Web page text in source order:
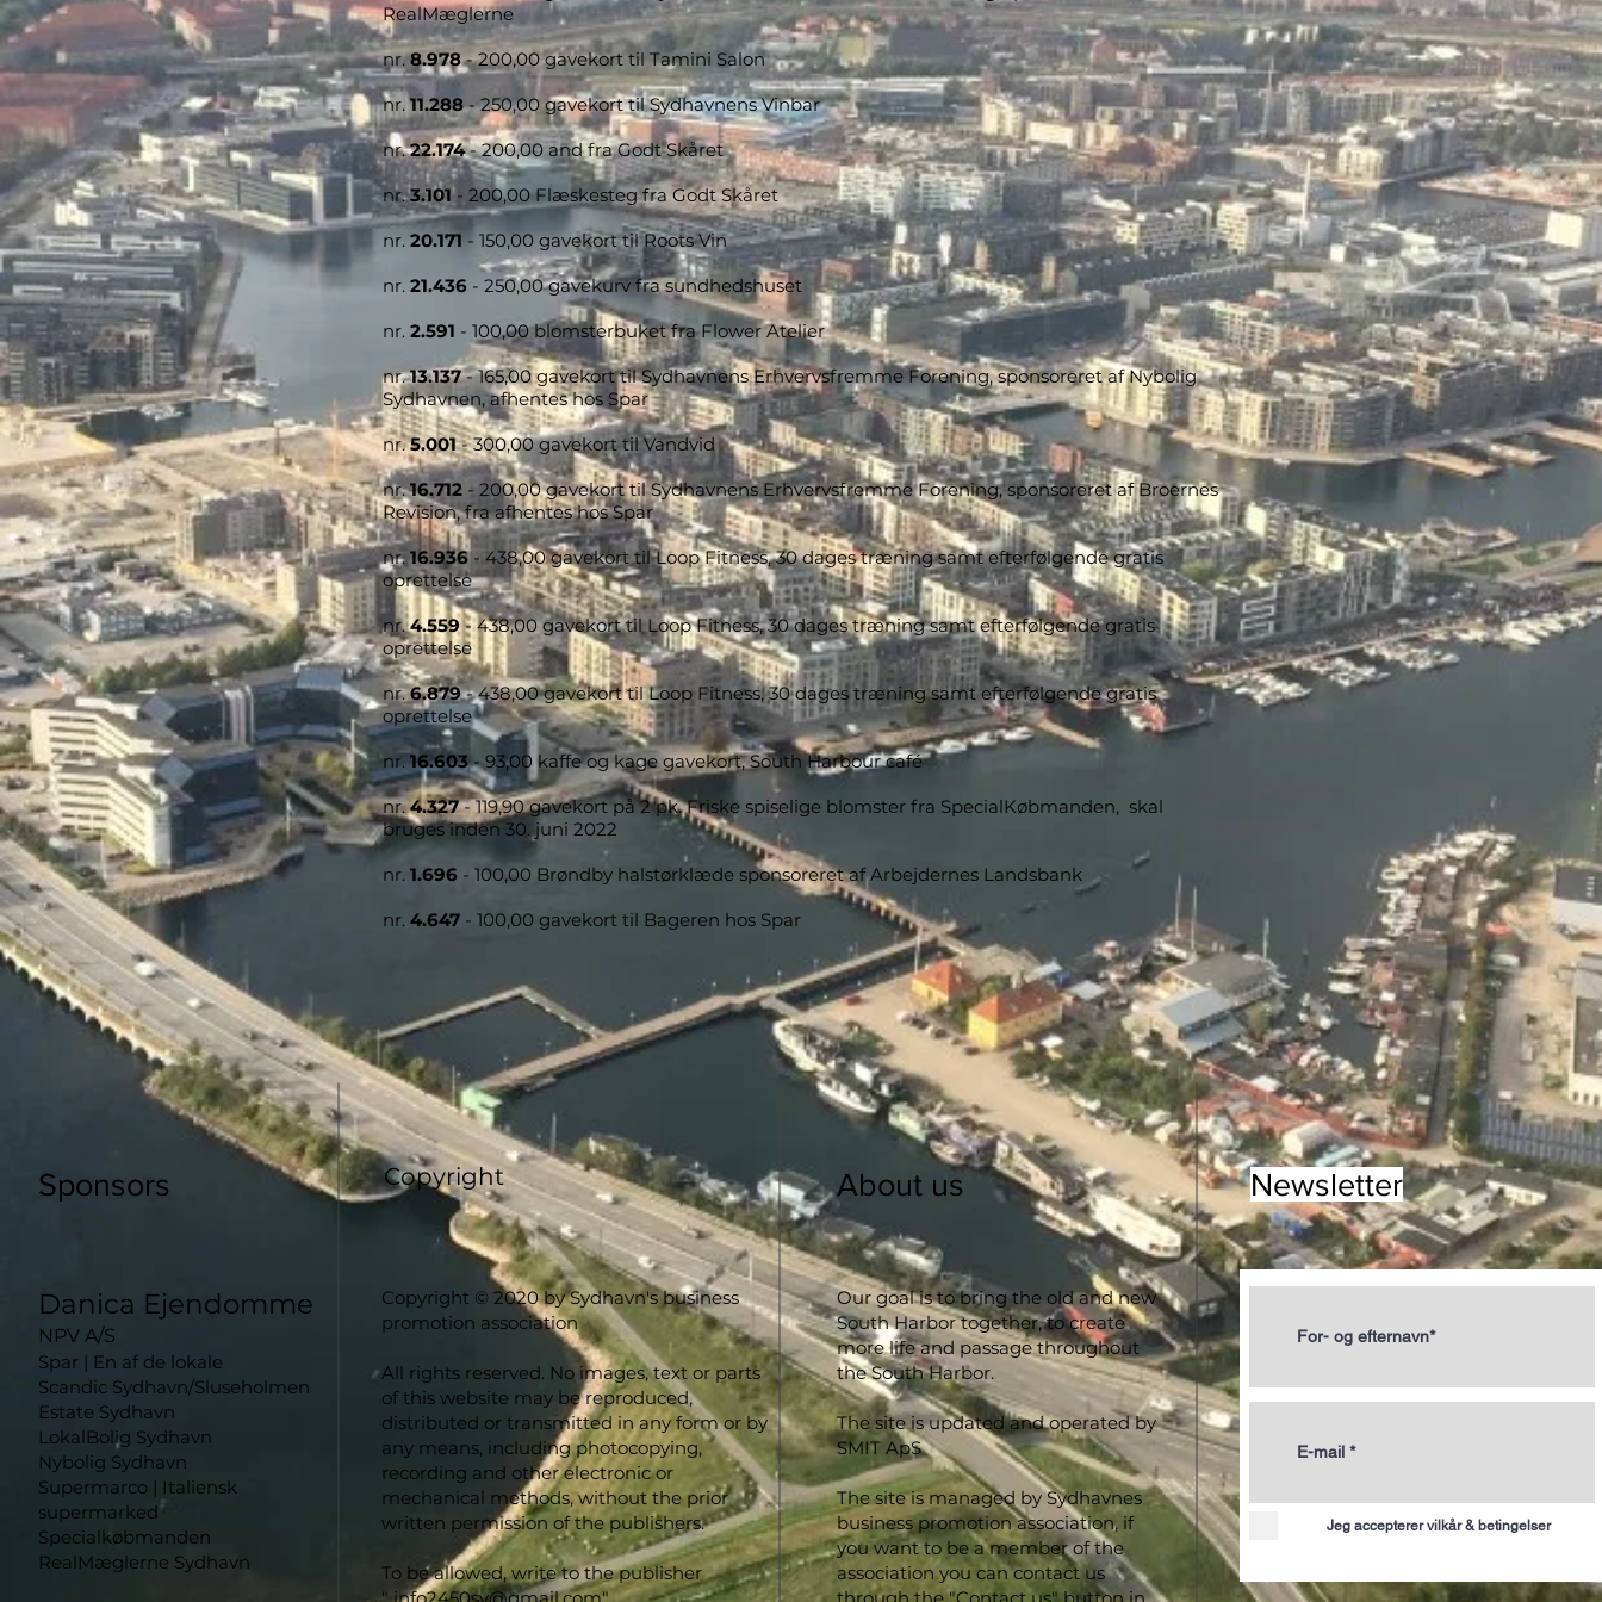
RealMæglerne
nr.8.978- 200,00 gavekort til Tamini Salon
nr.11.288- 250,00 gavekort til Sydhavnens Vinbar
nr.22.174- 200,00 and fra Godt Skåret
nr.3.101- 200,00 Flæskesteg fra Godt Skåret
nr. 20.171- 150,00 gavekort til Roots Vin
nr. 21.436 - 250,00 gavekurv fra sundhedshuset
nr. 2.591 - 100,00 blomsterbuket fra Flower Atelier
nr.13.137- 165,00 gavekort til Sydhavnens Erhvervsfremme Forening, sponsoreret af Nybolig
Sydhavnen, afhentes hos Spar
nr.5.001- 300,00 gavekort til Vandvid
nr.16.712 - 200,00 gavekort til Sydhavnens Erhvervsfremme Forening, sponsoreret af Broernes
Revision, fra afhentes hos Spar
nr. 16.936- 438,00 gavekort til Loop Fitness, 30 dages træning samt efterfølgende gratis
oprettelse
nr.4.559 - 438,00 gavekort til Loop Fitness, 30 dages træning samt efterfølgende gratis
oprettelse
nr.6.879- 438,00 gavekort til Loop Fitness, 30 dages træning samt efterfølgende gratis
oprettelse
nr.16.603- 93,00 kaffe og kage gavekort, South Harbour café
nr.4.327- 119,90 gavekort på 2 pk. Friske spiselige blomster fra SpecialKøbmanden, skal
bruges inden 30. juni 2022
nr. 1.696 - 100,00 Brøndby halstørklæde sponsoreret af Arbejdernes Landsbank
nr. 4.647 - 100,00 gavekort til Bageren hos Spar
Sponsors Copyright About us Newsletter
Danica Ejendomme
NPV A/S
Spar | En af de lokale
Scandic Sydhavn/Sluseholmen
Estate Sydhavn
LokalBolig Sydhavn
Nybolig Sydhavn
Supermarco | Italiensk
supermarked
Specialkøbmanden
RealMæglerne Sydhavn
Copyright © 2020 by Sydhavn's business
promotion association
All rights reserved. No images, text or parts
of this website may be reproduced,
distributed or transmitted in any form or by
any means, including photocopying,
recording and other electronic or
mechanical methods, without the prior
written permission of the publishers.
To be allowed, write to the publisher
Our goal is to bring the old and new
South Harbor together, to create
more life and passage throughout
the South Harbor.
The site is updated and operated by
SMIT ApS
The site is managed by Sydhavnes
business promotion association, if
you want to be a member of the
association you can contact us
Jeg accepterer vilkår & betingelser